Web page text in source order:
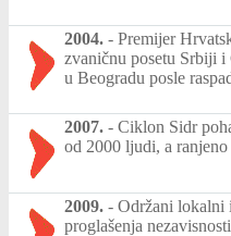
2004. - Premijer
zvaničnu posetu Srbiji
u Beogradu posle
2007. - Ciklon Sidr
od 2000 ljudi, a
2009. - Održani lokalni
proglašenja